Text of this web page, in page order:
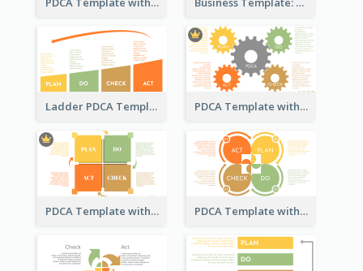
Ladder PDCA Template PDCA Template with Gears
PDCA Template with Squares PDCA Template with Ovals